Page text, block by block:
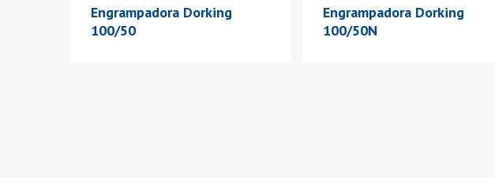
Engrampadora Dorking
100/50
Engrampadora Dorking
100/50N